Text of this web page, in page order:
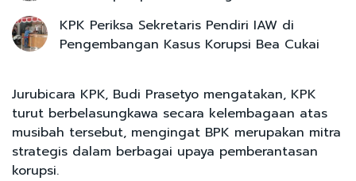
KPK Periksa Sekretaris Pendiri IAW di
Pengembangan Kasus Korupsi Bea Cukai
Jurubicara KPK, Budi Prasetyo mengatakan, KPK
turut berbelasungkawa secara kelembagaan atas
musibah tersebut, mengingat BPK merupakan mitra
strategis dalam berbagai upaya pemberantasan
korupsi.